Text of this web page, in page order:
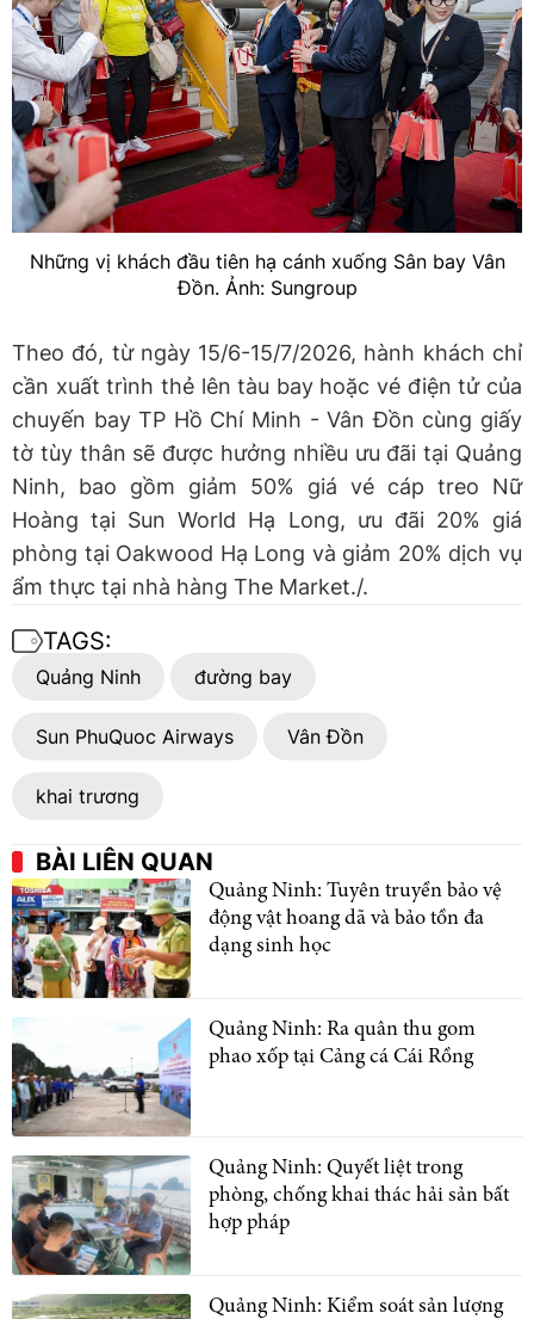
Những vị khách đầu tiên hạ cánh xuống Sân bay Vân
Đồn. Ảnh: Sungroup
Theo đó, từ ngày 15/6-15/7/2026, hành khách chỉ
cần xuất trình thẻ lên tàu bay hoặc vé điện tử của
chuyến bay TP Hồ Chí Minh - Vân Đồn cùng giấy
tờ tùy thân sẽ được hưởng nhiều ưu đãi tại Quảng
Ninh, bao gồm giảm 50% giá vé cáp treo Nữ
Hoàng tại Sun World Hạ Long, ưu đãi 20% giá
phòng tại Oakwood Hạ Long và giảm 20% dịch vụ
ẩm thực tại nhà hàng The Market./.
TAGS:
Quảng Ninh đường bay
Sun PhuQuoc Airways Vân Đồn
khai trương
BÀI LIÊN QUAN
Quảng Ninh: Tuyên truyền bảo vệ
động vật hoang dã và bảo tồn đa
dạng sinh học
Quảng Ninh: Ra quân thu gom
phao xốp tại Cảng cá Cái Rồng
Quảng Ninh: Quyết liệt trong
phòng, chống khai thác hải sản bất
hợp pháp
Quảng Ninh: Kiểm soát sản lượng